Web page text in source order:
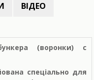
ВІДЕО
(воронки) с
спеціально для